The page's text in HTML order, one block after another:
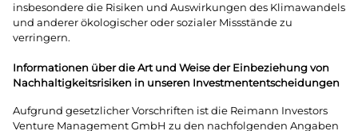
insbesondere die Risiken und Auswirkungen des Klimawandels
und anderer ökologischer oder sozialer Missstände zu
verringern.
Informationen über die Art und Weise der Einbeziehung von
Nachhaltigkeitsrisiken in unseren Investmententscheidungen
Aufgrund gesetzlicher Vorschriften ist die Reimann Investors
Venture Management GmbH zu den nachfolgenden Angaben